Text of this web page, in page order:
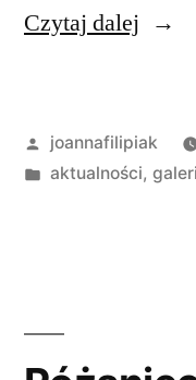
Czytaj dalej „W
lubią
Opublikowane
przez
joannafilipiak
Opublikowano
aktualności,